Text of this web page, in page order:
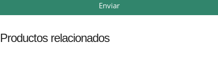
Enviar
Productos relacionados